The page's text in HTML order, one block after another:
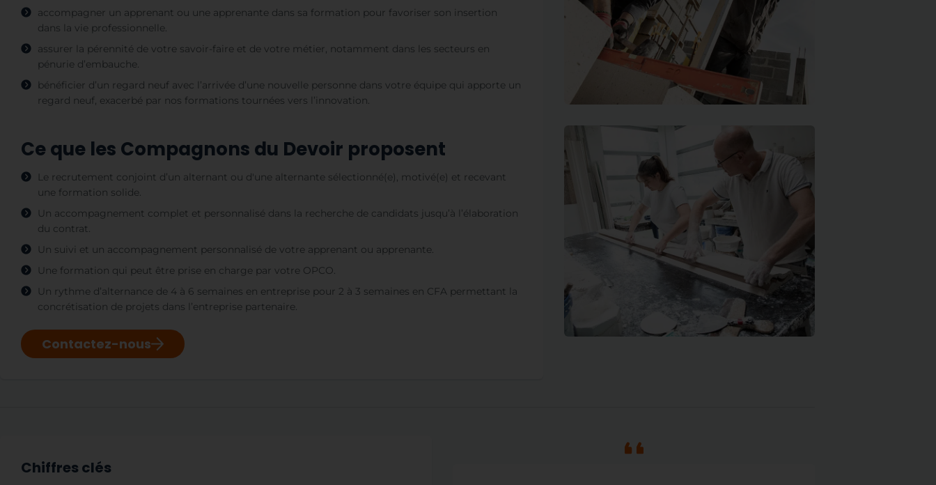
accompagner un apprenant ou une apprenante dans sa formation pour favoriser son insertion
dans la vie professionnelle.
assurer la pérennité de votre savoir-faire et de votre métier, notamment dans les secteurs en
pénurie d’embauche.
bénéficier d’un regard neuf avec l’arrivée d’une nouvelle personne dans votre équipe qui apporte un
regard neuf, exacerbé par nos formations tournées vers l’innovation.
Ce que les Compagnons du Devoir proposent
Le recrutement conjoint d’un alternant ou d'une alternante sélectionné(e), motivé(e) et recevant
une formation solide.
Un accompagnement complet et personnalisé dans la recherche de candidats jusqu’à l’élaboration
du contrat.
Un suivi et un accompagnement personnalisé de votre apprenant ou apprenante.
Une formation qui peut être prise en charge par votre OPCO.
Un rythme d’alternance de 4 à 6 semaines en entreprise pour 2 à 3 semaines en CFA permettant la
concrétisation de projets dans l’entreprise partenaire.
Contactez-nous
Chiffres clés